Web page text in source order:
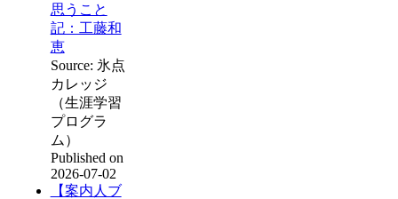
思うこと
記：工藤和
恵
Source: 氷点
カレッジ
（生涯学習
プログラ
ム）
Published on
2026-07-02
【案内人ブ